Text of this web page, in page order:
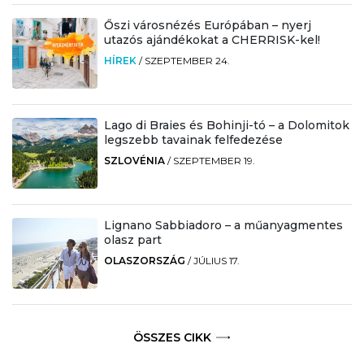
Őszi városnézés Európában – nyerj
utazós ajándékokat a CHERRISK-kel!
HÍREK / SZEPTEMBER 24.
Lago di Braies és Bohinji-tó – a Dolomitok
legszebb tavainak felfedezése
SZLOVÉNIA / SZEPTEMBER 19.
Lignano Sabbiadoro – a műanyagmentes
olasz part
OLASZORSZÁG /JÚLIUS 17.
ÖSSZES CIKK